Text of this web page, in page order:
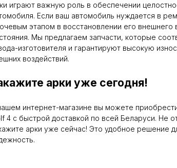
играют важную роль в обеспечении
Если ваш автомобиль нуждается в
этапом в восстановлении его внешнего
Мы предлагаем запчасти, которые
изготовителя и гарантируют высокую
воздействий.
арки уже сегодня!
интернет-магазине вы можете приобрести
4 с быстрой доставкой по всей Беларуси. Не
арки уже сейчас! Это удобное решение